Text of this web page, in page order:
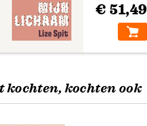
€ 51,49
kochten, kochten ook